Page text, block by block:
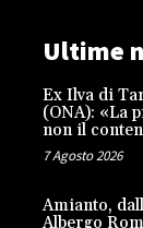
Ultime
Ex Ilva di
(ONA): «La
non il
7 Agosto 2026
Amianto,
Albergo